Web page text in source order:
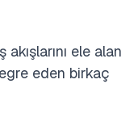
ele alan
eden birkaç